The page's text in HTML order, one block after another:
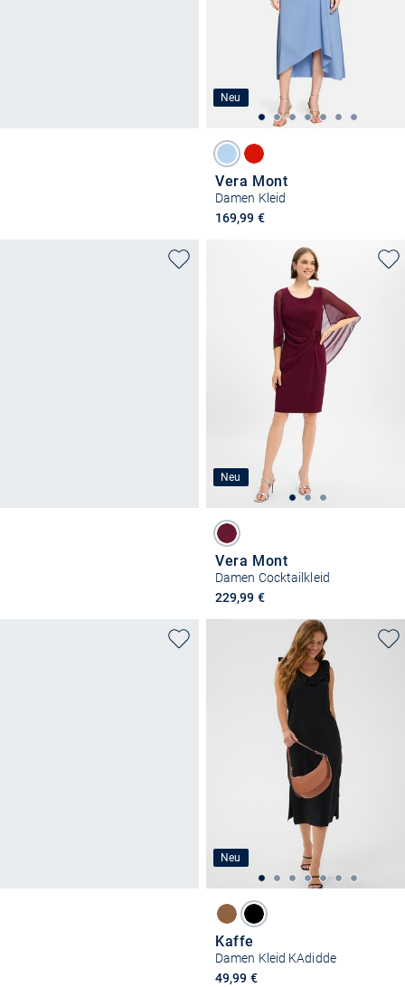
Neu
Vera Mont
Damen Kleid
169,99 €
Neu
Vera Mont
Damen Cocktailkleid
229,99 €
Neu
Kaffe
Damen Kleid KAdidde
49,99 €